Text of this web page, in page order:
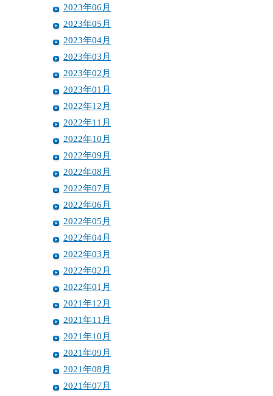
2023年06月
2023年05月
2023年04月
2023年03月
2023年02月
2023年01月
2022年12月
2022年11月
2022年10月
2022年09月
2022年08月
2022年07月
2022年06月
2022年05月
2022年04月
2022年03月
2022年02月
2022年01月
2021年12月
2021年11月
2021年10月
2021年09月
2021年08月
2021年07月